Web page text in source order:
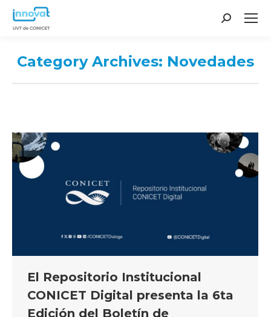
Search:
Category Archives: Novedades
El Repositorio Institucional
CONICET Digital presenta la 6ta
Edición del Boletín de